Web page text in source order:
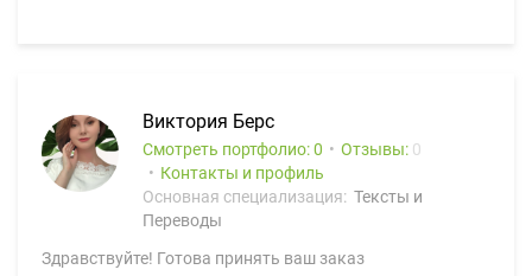
Виктория Берс
Смотреть портфолио: 0 Отзывы: 0
Контакты и профиль
Основная специализация: Тексты и
Переводы
Здравствуйте! Готова принять ваш заказ